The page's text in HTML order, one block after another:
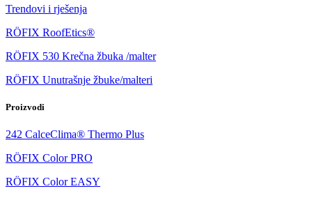
Trendovi i rješenja
RÖFIX RoofEtics®
RÖFIX 530 Krečna žbuka /malter
RÖFIX Unutrašnje žbuke/malteri
Proizvodi
242 CalceClima® Thermo Plus
RÖFIX Color PRO
RÖFIX Color EASY